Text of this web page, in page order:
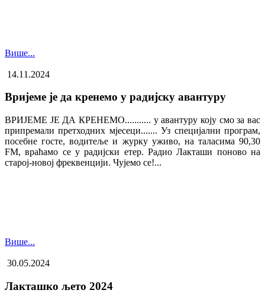
Више...
14.11.2024
Вријеме је да кренемо у радијску авантуру
ВРИЈЕМЕ ЈЕ ДА КРЕНЕМО........... у авантуру коју смо за вас
припремали претходних мјесеци....... Уз специјални програм,
посебне госте, водитеље и журку уживо, на таласима 90,30
FM, враћамо се у радијски етер. Радио Лакташи поново на
старој-новој фреквенцији. Чујемо се!...
Више...
30.05.2024
Лакташко љето 2024